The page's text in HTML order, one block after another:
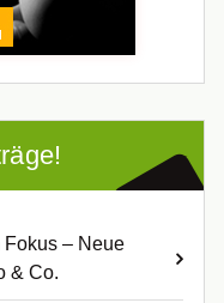
Fokus – Neue
& Co.